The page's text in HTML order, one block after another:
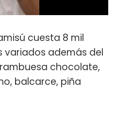
cuesta 8 mil
variados además del
chocolate,
balcarce, piña